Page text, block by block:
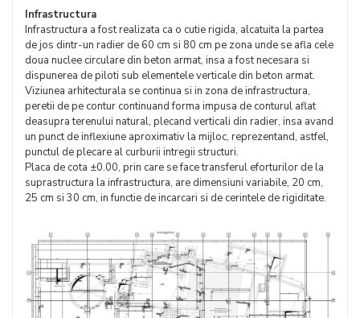
Infrastructura
Infrastructura a fost realizata ca o cutie rigida, alcatuita la partea
de jos dintr-un radier de 60 cm si 80 cm pe zona unde se afla cele
doua nuclee circulare din beton armat, insa a fost necesara si
dispunerea de piloti sub elementele verticale din beton armat.
Viziunea arhitecturala se continua si in zona de infrastructura,
peretii de pe contur continuand forma impusa de conturul aflat
deasupra terenului natural, plecand verticali din radier, insa avand
un punct de inflexiune aproximativ la mijloc, reprezentand, astfel,
punctul de plecare al curburii intregii structuri.
Placa de cota ±0.00, prin care se face transferul eforturilor de la
suprastructura la infrastructura, are dimensiuni variabile, 20 cm,
25 cm si 30 cm, in functie de incarcari si de cerintele de rigiditate.